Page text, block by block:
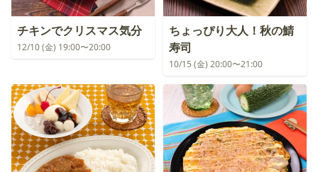
チキンでクリスマス気分
12/10 (金) 19:00〜20:00
ちょっぴり大人！秋の鯖
寿司
10/15 (金) 20:00〜21:00